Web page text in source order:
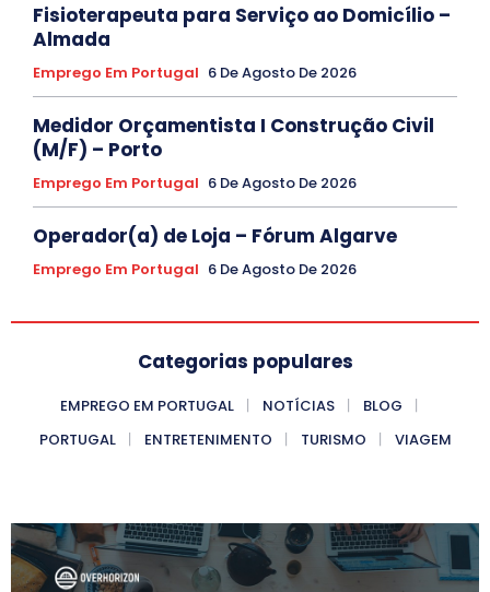
Fisioterapeuta para Serviço ao Domicílio –
Almada
Emprego Em Portugal 6 De Agosto De 2026
Medidor Orçamentista I Construção Civil
(M/F) – Porto
Emprego Em Portugal 6 De Agosto De 2026
Operador(a) de Loja – Fórum Algarve
Emprego Em Portugal 6 De Agosto De 2026
Categorias populares
EMPREGO EM PORTUGAL NOTÍCIAS
BLOG
PORTUGAL
ENTRETENIMENTO TURISMO VIAGEM